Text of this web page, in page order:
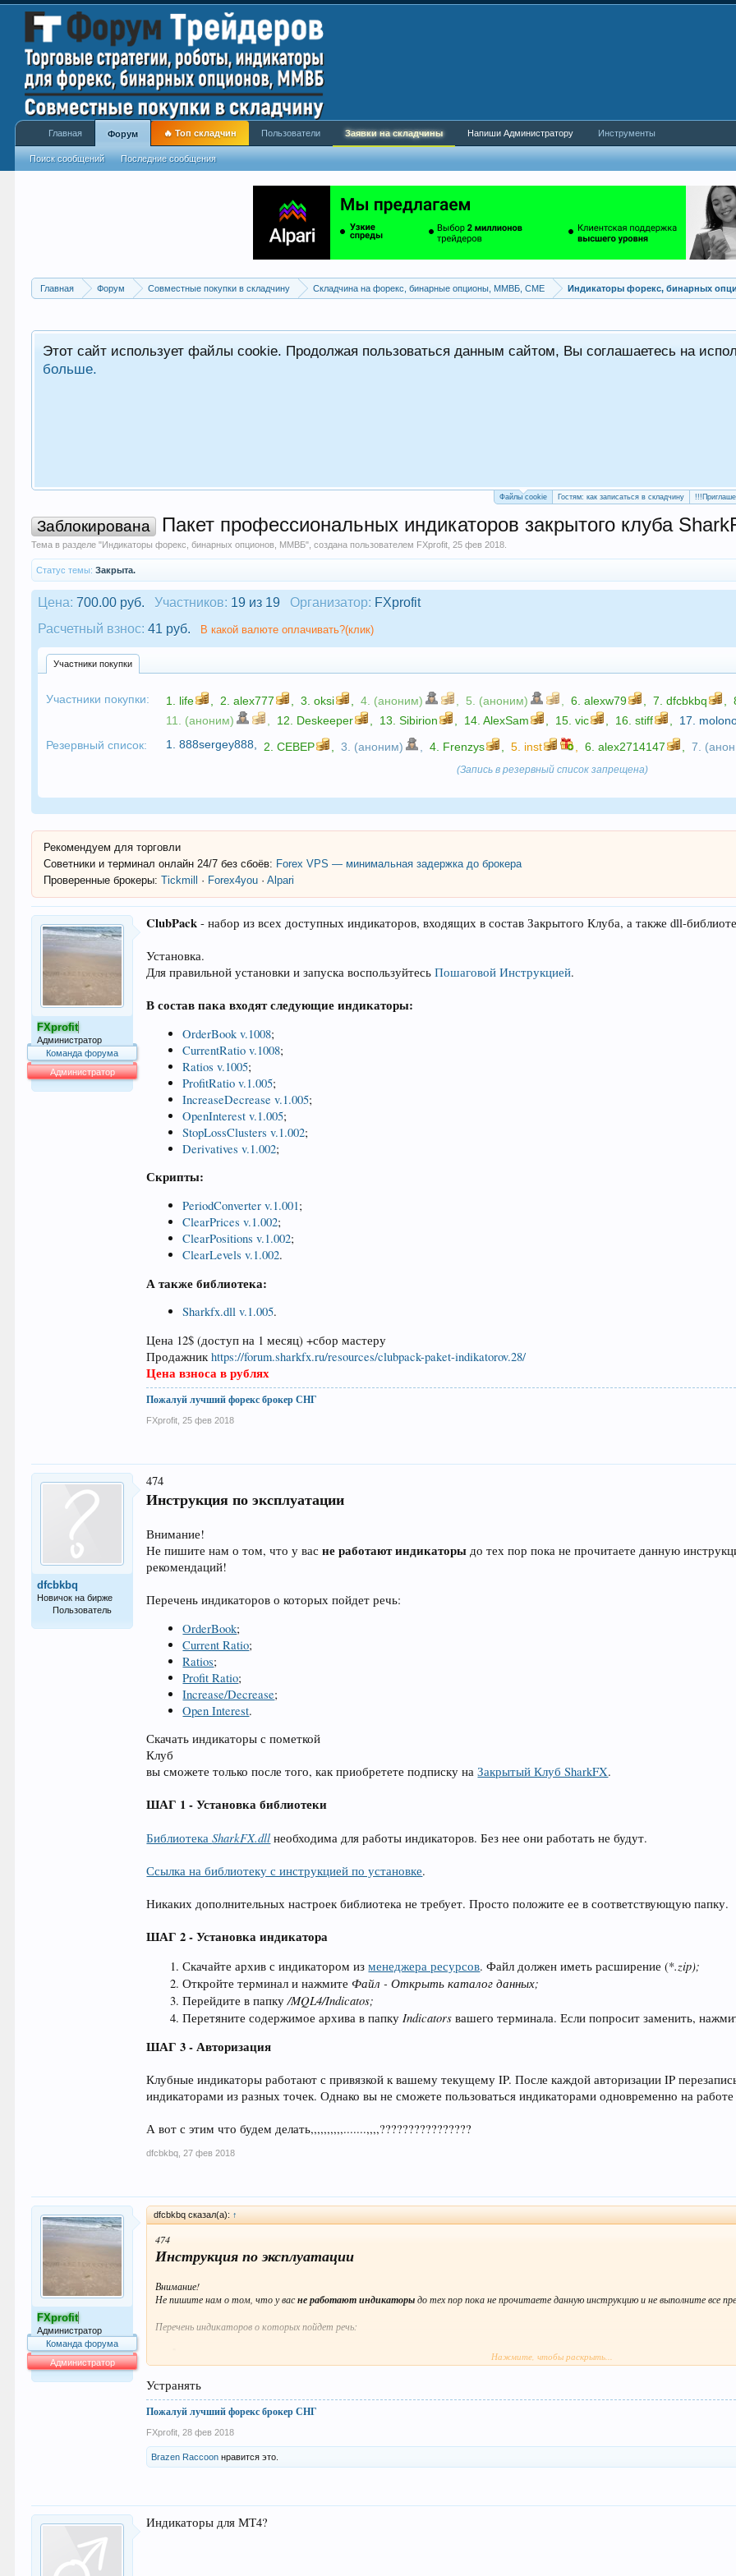
Главная Форум Совместные покупки в складчину Складчина на форекс, бинарные опционы, ММВБ, CME Индикаторы форекс, бинарных
Этот сайт использует файлы cookie. Продолжая пользоваться данным сайтом, Вы соглашаетесь на
больше.
Файлы cookie Гостям: как записаться в складчину
Заблокирована Пакет профессиональных индикаторов закрытого клуба
Тема в разделе "Индикаторы форекс, бинарных опционов, ММВБ", создана пользователем FXprofit ,25 фев 2018
Статус темы: Закрыта.
Цена: 700.00 руб. Участников: 19 из 19 Организатор: FXprofit
Расчетный взнос: 41 руб. В какой валюте оплачивать?(клик)
Участники покупки
Участники покупки: 1. life 2.alex777 3.oksi 4. (аноним) 5. (аноним) 6.alexw79 7.dfcbkbq
11. (аноним)
12. Deskeeper 13.Sibirion 14.AlexSam 15.vic 16.stiff 17.
Резервный список:
1.888sergey888 2.CEBEP 3. (аноним) 4. Frenzys 5. inst 6.alex2714147 7.
(Запись в резервный список запрещена)
Рекомендуем для торговли
Советники и терминал онлайн 24/7 без сбоёв: Forex VPS — минимальная задержка до брокера
Проверенные брокеры: Tickmill · Forex4you ·Alpari
FXprofit
Администратор
Команда форума
Администратор
ClubPack - набор из всех доступных индикаторов, входящих в состав Закрытого Клуба, а также dll-
Установка.
Для правильной установки и запуска воспользуйтесьПошаговой Инструкцией.
В состав пака входят следующие индикаторы:
OrderBook v.1008;
CurrentRatio v.1008;
Ratios v.1005;
ProfitRatio v.1.005;
IncreaseDecrease v.1.005;
OpenInterest v.1.005;
StopLossClusters v.1.002;
Derivatives v.1.002;
Скрипты:
PeriodConverter v.1.001;
ClearPrices v.1.002;
ClearPositions v.1.002;
ClearLevels v.1.002.
А также библиотека:
Sharkfx.dll v.1.005.
Цена 12$ (доступ на 1 месяц) +сбор мастеру
Продажникhttps://forum.sharkfx.ru/resources/clubpack-paket-indikatorov.28/
Цена взноса в рублях
Пожалуй лучший форекс брокер СНГ
FXprofit 25 фев 2018
dfcbkbq
Новичок на бирже
Пользователь
474
Инструкция по эксплуатации
Внимание!
Не пишите нам о том, что у васне работают индикаторы до тех пор пока не прочитаете данную
рекомендаций!
Перечень индикаторов о которых пойдет речь:
OrderBook;
Current Ratio;
Ratios;
Profit Ratio;
Increase/Decrease;
Open Interest.
Скачать индикаторы с пометкой
Клуб
вы сможете только после того, как приобретете подписку наЗакрытый Клуб SharkFX.
ШАГ 1 - Установка библиотеки
БиблиотекаSharkFX.dll необходима для работы индикаторов. Без нее они работать не будут.
Ссылка на библиотеку с инструкцией по установке.
Никаких дополнительных настроек библиотека не требует. Просто положите ее в соответствующую папку.
ШАГ 2 - Установка индикатора
Скачайте архив с индикатором изменеджера ресурсов. Файл должен иметь расширение (*.zip);
Откройте терминал и нажмите Файл - Открыть каталог данных;
Перейдите в папку/MQL4/Indicatos;
Перетяните содержимое архива в папкуIndicators вашего терминала. Если попросит заменить,
ШАГ 3 - Авторизация
Клубные индикаторы работают с привязкой к вашему текущему IP. После каждой авторизации IP
индикаторами из разных точек. Однако вы не сможете пользоваться индикаторами одновременно на
А вот с этим что будем делать,,,,,,,,,,.......,,,,????????????????
dfcbkbq 27 фев 2018
FXprofit
Администратор
Команда форума
Администратор
dfcbkbq сказал(а): ↑
474
Инструкция по эксплуатации
Внимание!
Не пишите нам о том, что у васне работают индикаторыдо тех пор пока не прочитаете данную инструкцию и не выполните все
Перечень индикаторов о которых пойдет речь:
OrderBook;
Ratios;
Profit Ratio;
Increase/Decrease
Open Interest
Скачать индикаторы с пометкой
ШАГ 1 - Установка библиотеки
Нажмите, чтобы раскрыть...
Устранять
Пожалуй лучший форекс брокер СНГ
FXprofit 28 фев 2018
Brazen Raccoon нравится это.
Индикаторы для МТ4?
Главная Форум
Поиск сообщений Последние сообщения
🔥 Топ складчин Пользователи Заявки на складчины Напиши Администратору Инструменты